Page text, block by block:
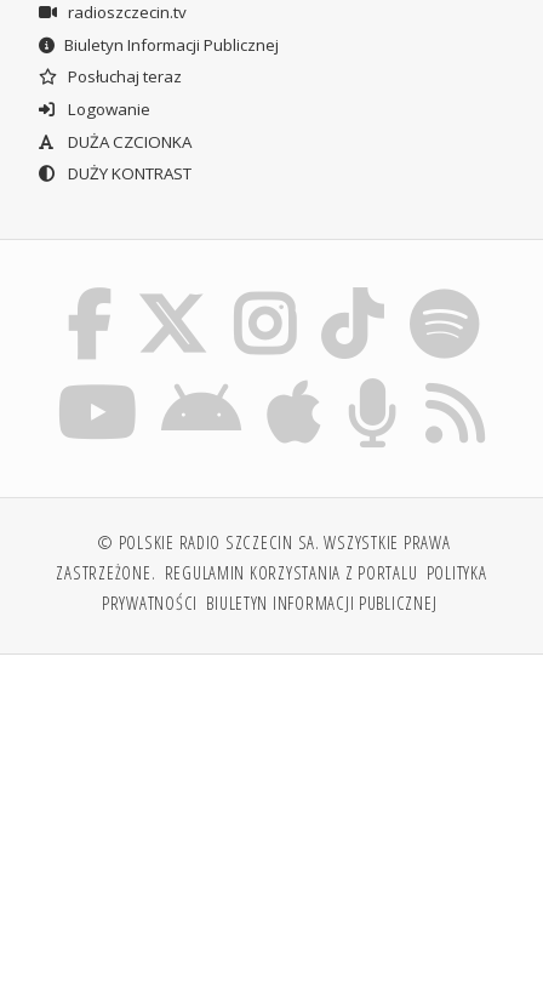
radioszczecin.tv
Biuletyn Informacji Publicznej
Posłuchaj teraz
Logowanie
DUŻA CZCIONKA
DUŻY KONTRAST
© POLSKIE RADIO SZCZECIN SA. WSZYSTKIE PRAWA
ZASTRZEŻONE. REGULAMIN KORZYSTANIA Z PORTALU POLITYKA
PRYWATNOŚCI BIULETYN INFORMACJI PUBLICZNEJ